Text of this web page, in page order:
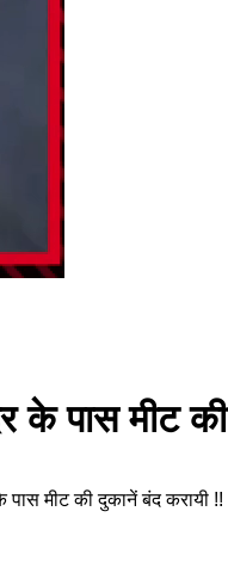
के पास मीट
पास मीट की दुकानें बंद करायी !!